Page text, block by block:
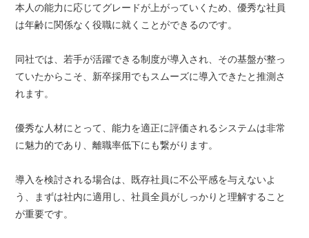
本人の能力に応じてグレードが上がっていくため、優秀な社員
は年齢に関係なく役職に就くことができるのです。
同社では、若手が活躍できる制度が導入され、その基盤が整っ
ていたからこそ、新卒採用でもスムーズに導入できたと推測さ
れます。
優秀な人材にとって、能力を適正に評価されるシステムは非常
に魅力的であり、離職率低下にも繋がります。
導入を検討される場合は、既存社員に不公平感を与えないよ
う、まずは社内に適用し、社員全員がしっかりと理解すること
が重要です。